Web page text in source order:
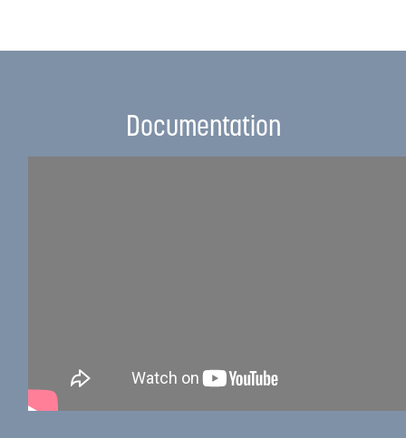
Documentation